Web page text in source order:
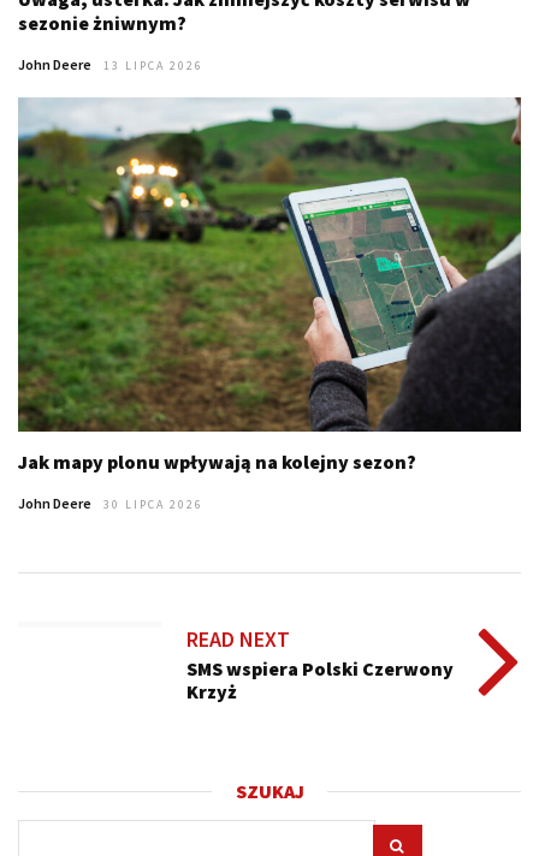
sezonie żniwnym?
John Deere 13 LIPCA 2026
Jak mapy plonu wpływają na kolejny sezon?
John Deere 30 LIPCA 2026
READ NEXT
SMS wspiera Polski Czerwony
Krzyż
SZUKAJ